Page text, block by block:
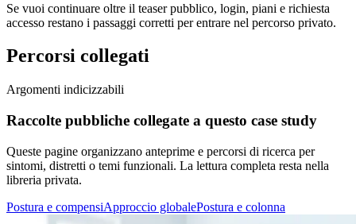
Se vuoi continuare oltre il teaser pubblico, login, piani e richiesta
accesso restano i passaggi corretti per entrare nel percorso privato.
Percorsi collegati
Argomenti indicizzabili
Raccolte pubbliche collegate a questo case study
Queste pagine organizzano anteprime e percorsi di ricerca per
sintomi, distretti o temi funzionali. La lettura completa resta nella
libreria privata.
Postura e compensiApproccio globalePostura e colonna